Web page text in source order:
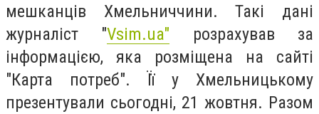
мешканців Хмельниччини. Такі дані
журналіст "Vsim.ua" розрахував за
інформацією, яка розміщена на сайті
"Карта потреб". Її у Хмельницькому
презентували сьогодні, 21 жовтня. Разом